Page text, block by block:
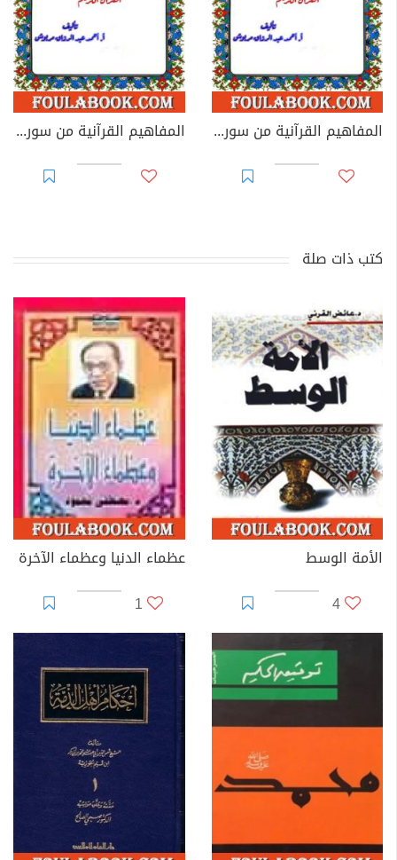
المفاهيم القرآنية من سورة الليل المفاهيم القرآنية من سورة العلق
كتب ذات صلة
الأمة الوسط
4
عظماء الدنيا وعظماء الآخرة
1